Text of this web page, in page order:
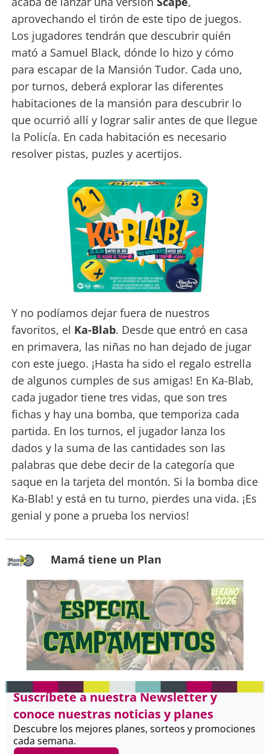
aprovechando el tirón de este tipo de juegos.
Los jugadores tendrán que descubrir quién
mató a Samuel Black, dónde lo hizo y cómo
para escapar de la Mansión Tudor. Cada uno,
por turnos, deberá explorar las diferentes
habitaciones de la mansión para descubrir lo
que ocurrió allí y lograr salir antes de que llegue
la Policía. En cada habitación es necesario
resolver pistas, puzles y acertijos.
Y no podíamos dejar fuera de nuestros
favoritos, el Ka-Blab. Desde que entró en casa
en primavera, las niñas no han dejado de jugar
con este juego. ¡Hasta ha sido el regalo estrella
de algunos cumples de sus amigas! En Ka-Blab,
cada jugador tiene tres vidas, que son tres
fichas y hay una bomba, que temporiza cada
partida. En los turnos, el jugador lanza los
dados y la suma de las cantidades son las
palabras que debe decir de la categoría que
saque en la tarjeta del montón. Si la bomba dice
Ka-Blab! y está en tu turno, pierdes una vida. ¡Es
genial y pone a prueba los nervios!
Mamá tiene un Plan
Suscríbete a nuestra Newsletter y
conoce nuestras noticias y planes
Descubre los mejores planes, sorteos y promociones
cada semana.